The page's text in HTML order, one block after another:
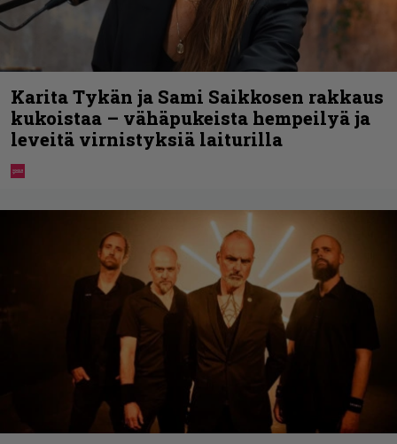
Karita Tykän ja Sami Saikkosen rakkaus
kukoistaa – vähäpukeista hempeilyä ja
leveitä virnistyksiä laiturilla